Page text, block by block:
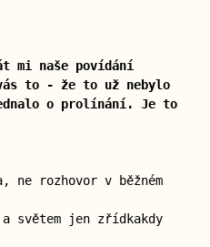
mi naše povídání
to - že to už nebylo
o prolínání. Je to
ne rozhovor v běžném
světem jen zřídkakdy